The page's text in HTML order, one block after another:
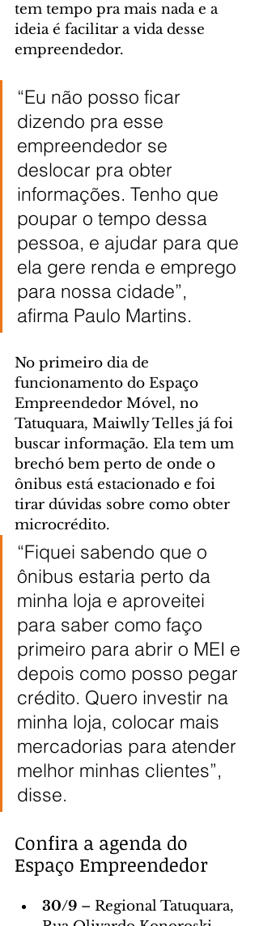
tem tempo pra mais nada e a
ideia é facilitar a vida desse
empreendedor.
“Eu não posso ficar
dizendo pra esse
empreendedor se
deslocar pra obter
informações. Tenho que
poupar o tempo dessa
pessoa, e ajudar para que
ela gere renda e emprego
para nossa cidade”,
afirma Paulo Martins.
No primeiro dia de
funcionamento do Espaço
Empreendedor Móvel, no
Tatuquara, Maiwlly Telles já foi
buscar informação. Ela tem um
brechó bem perto de onde o
ônibus está estacionado e foi
tirar dúvidas sobre como obter
microcrédito.
“Fiquei sabendo que o
ônibus estaria perto da
minha loja e aproveitei
para saber como faço
primeiro para abrir o MEI e
depois como posso pegar
crédito. Quero investir na
minha loja, colocar mais
mercadorias para atender
melhor minhas clientes”,
disse.
Confira a agenda do
Espaço Empreendedor
30/9 – Regional Tatuquara,